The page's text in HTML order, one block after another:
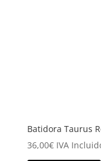
Batidora Taurus
36,00€ IVA